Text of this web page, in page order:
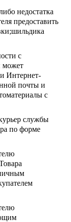
недостатка
предоставить
с
может
Интернет-
почты и
с
службы
по форме